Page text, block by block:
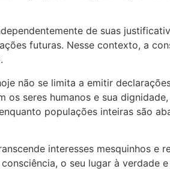
de suas
futuras. Nesse contexto, a
não se limita a emitir
seres humanos e sua
populações inteiras são
interesses mesquinhos
o seu lugar à verdade